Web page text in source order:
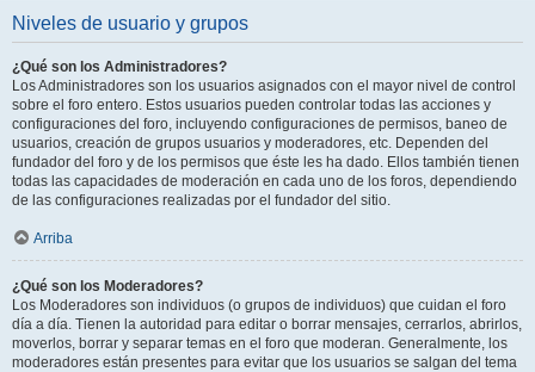
Niveles de usuario y grupos
¿Qué son los Administradores?
Los Administradores son los usuarios asignados con el mayor nivel de control
sobre el foro entero. Estos usuarios pueden controlar todas las acciones y
configuraciones del foro, incluyendo configuraciones de permisos, baneo de
usuarios, creación de grupos usuarios y moderadores, etc. Dependen del
fundador del foro y de los permisos que éste les ha dado. Ellos también tienen
todas las capacidades de moderación en cada uno de los foros, dependiendo
de las configuraciones realizadas por el fundador del sitio.
Arriba
¿Qué son los Moderadores?
Los Moderadores son individuos (o grupos de individuos) que cuidan el foro
día a día. Tienen la autoridad para editar o borrar mensajes, cerrarlos, abrirlos,
moverlos, borrar y separar temas en el foro que moderan. Generalmente, los
moderadores están presentes para evitar que los usuarios se salgan del tema